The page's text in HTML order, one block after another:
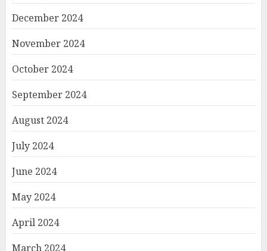
December 2024
November 2024
October 2024
September 2024
August 2024
July 2024
June 2024
May 2024
April 2024
March 2024